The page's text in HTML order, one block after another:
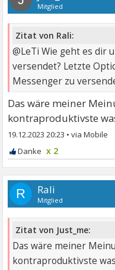
Mitglied
Zitat von Rali:
@LeTi Wie geht es dir
versendet? Letzte
Messenger zu
Das wäre meiner
kontraproduktivste
19.12.2023 20:23 •
x 2
R Rali
Mitglied
Zitat von Just_me:
Das wäre meiner
kontraproduktivste